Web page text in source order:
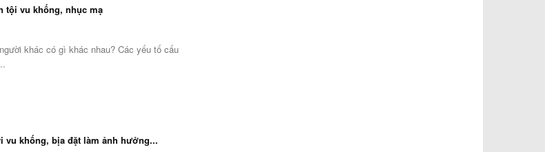
tội vu khống, nhục mạ
khác có gì khác nhau? Các yếu tố cấu
vu khống, bịa đặt làm ảnh hưởng...